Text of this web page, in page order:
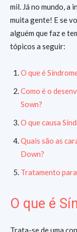
mil. Já no mundo, a
muita gente! E se
alguém que faz e
tópicos a seguir:
O que é
Como é o
Sown?
O que causa
Quais são as
Down?
Tratamento
O que é
Trata-se de uma